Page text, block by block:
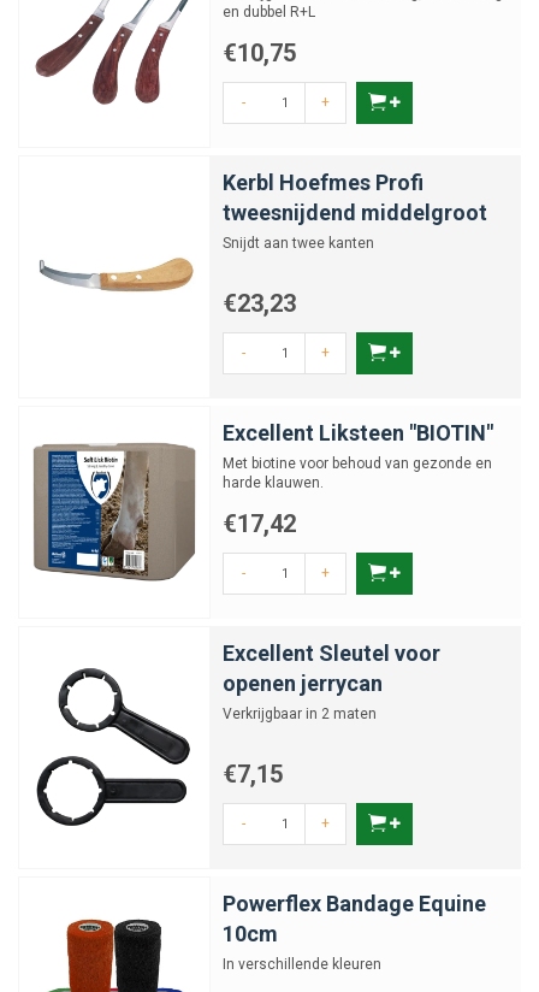
en dubbel R+L
€10,75
- +
Kerbl Hoefmes Profi
tweesnijdend middelgroot
Snijdt aan twee kanten
€23,23
- +
Excellent Liksteen "BIOTIN"
Met biotine voor behoud van gezonde en
harde klauwen.
€17,42
- +
Excellent Sleutel voor
openen jerrycan
Verkrijgbaar in 2 maten
€7,15
- +
Powerflex Bandage Equine
10cm
In verschillende kleuren